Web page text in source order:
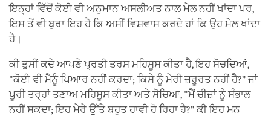
ਇਨ੍ਹਾਂ ਵਿੱਚੋਂ ਕੋਈ ਵੀ ਅਨੁਮਾਨ ਅਸਲੀਅਤ ਨਾਲ ਮੇਲ ਨਹੀਂ ਖਾਂਦਾ ਪਰ,
ਇਸ ਤੋਂ ਵੀ ਬੁਰਾ ਇਹ ਹੈ ਕਿ ਅਸੀਂ ਵਿਸ਼ਵਾਸ ਕਰਦੇ ਹਾਂ ਕਿ ਉਹ ਮੇਲ ਖਾਂਦਾ
ਹੈ।
ਕੀ ਤੁਸੀਂ ਕਦੇ ਆਪਣੇ ਪ੍ਰਤੀ ਤਰਸ ਮਹਿਸੂਸ ਕੀਤਾ ਹੈ, ਇਹ ਸੋਚਦਿਆਂ,
"ਕੋਈ ਵੀ ਮੈਨੂੰ ਪਿਆਰ ਨਹੀਂ ਕਰਦਾ; ਕਿਸੇ ਨੂੰ ਮੇਰੀ ਜ਼ਰੂਰਤ ਨਹੀਂ ਹੈ?” ਜਾਂ
ਪੂਰੀ ਤਰ੍ਹਾਂ ਤਣਾਅ ਮਹਿਸੂਸ ਕੀਤਾ ਅਤੇ ਸੋਚਿਆ, "ਮੈਂ ਚੀਜ਼ਾਂ ਨੂੰ ਸੰਭਾਲ
ਨਹੀਂ ਸਕਦਾ; ਇਹ ਮੇਰੇ ਉੱਤੇ ਬਹੁਤ ਹਾਵੀ ਹੋ ਰਿਹਾ ਹੈ?” ਕੀ ਇਹ ਮਨ